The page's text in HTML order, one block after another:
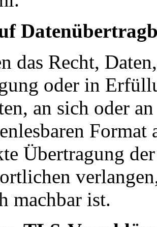
das Recht,
oder in
an sich oder
Format
Übertragung
machbar ist.